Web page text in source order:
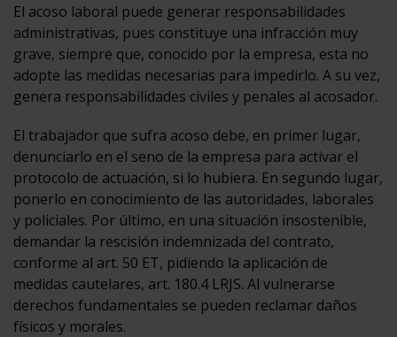
El acoso laboral puede generar responsabilidades
administrativas, pues constituye una infracción muy
grave, siempre que, conocido por la empresa, esta no
adopte las medidas necesarias para impedirlo. A su vez,
genera responsabilidades civiles y penales al acosador.
El trabajador que sufra acoso debe, en primer lugar,
denunciarlo en el seno de la empresa para activar el
protocolo de actuación, si lo hubiera. En segundo lugar,
ponerlo en conocimiento de las autoridades, laborales
y policiales. Por último, en una situación insostenible,
demandar la rescisión indemnizada del contrato,
conforme al art. 50 ET, pidiendo la aplicación de
medidas cautelares, art. 180.4 LRJS. Al vulnerarse
derechos fundamentales se pueden reclamar daños
físicos y morales.